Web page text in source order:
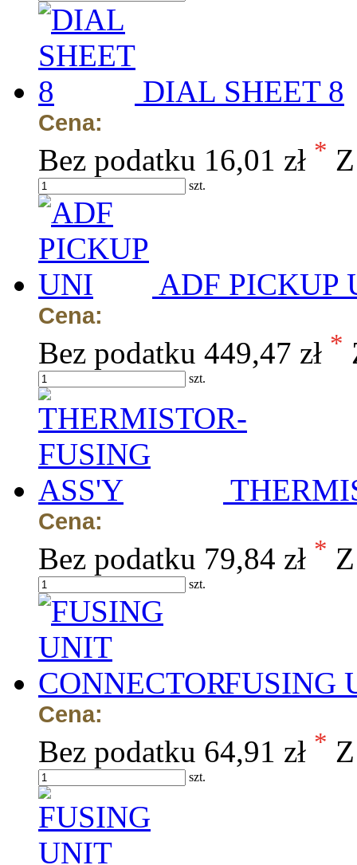
DIAL SHEET 8
Cena:
Bez podatku 16,01 zł *
szt.
ADF PICKUP
Cena:
Bez podatku 449,47 zł *
szt.
Cena:
Bez podatku 79,84 zł *
szt.
FUSING
Cena:
Bez podatku 64,91 zł *
szt.